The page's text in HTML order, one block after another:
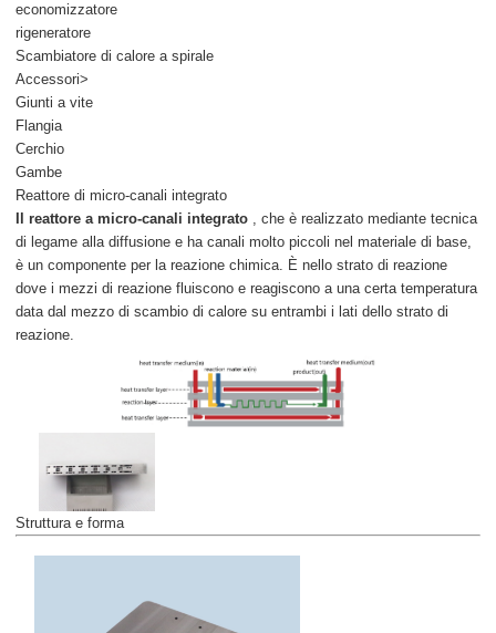
economizzatore
rigeneratore
Scambiatore di calore a spirale
Accessori>
Giunti a vite
Flangia
Cerchio
Gambe
Reattore di micro-canali integrato
Il reattore a micro-canali integrato , che è realizzato mediante tecnica
di legame alla diffusione e ha canali molto piccoli nel materiale di base,
è un componente per la reazione chimica. È nello strato di reazione
dove i mezzi di reazione fluiscono e reagiscono a una certa temperatura
data dal mezzo di scambio di calore su entrambi i lati dello strato di
reazione.
Struttura e forma